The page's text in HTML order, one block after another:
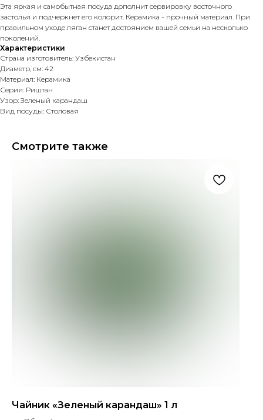
Эта яркая и самобытная посуда дополнит сервировку восточного
застолья и подчеркнет его колорит. Керамика - прочный материал. При
правильном уходе ляган станет достоянием вашей семьи на несколько
поколений.
Характеристики
Страна изготовитель: Узбекистан
Диаметр, см: 42
Материал: Керамика
Серия: Риштан
Узор: Зеленый карандаш
Вид посуды: Столовая
Смотрите также
Чайник «Зеленый карандаш» 1 л